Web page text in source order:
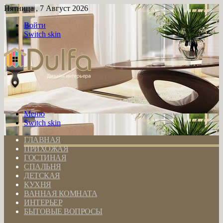
Пятница , 7 Август 2026
Войти
Switch skin
Меню
Switch skin
ГЛАВНАЯ
ПРИХОЖАЯ
ГОСТИНАЯ
СПАЛЬНЯ
ДЕТСКАЯ
КУХНЯ
ВАННАЯ КОМНАТА
ИНТЕРЬЕР
БЫТОВЫЕ ВОПРОСЫ